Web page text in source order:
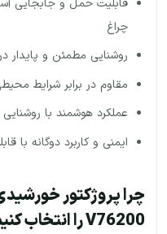
قابلیت حمل و جابجایی
چراغ
روشنایی مطمئن و
مقاوم در برابر شرایط
عملکرد هوشمند با روشنایی
ایمنی و کاربرد دوگانه با
V76200 را انتخاب کنیم؟